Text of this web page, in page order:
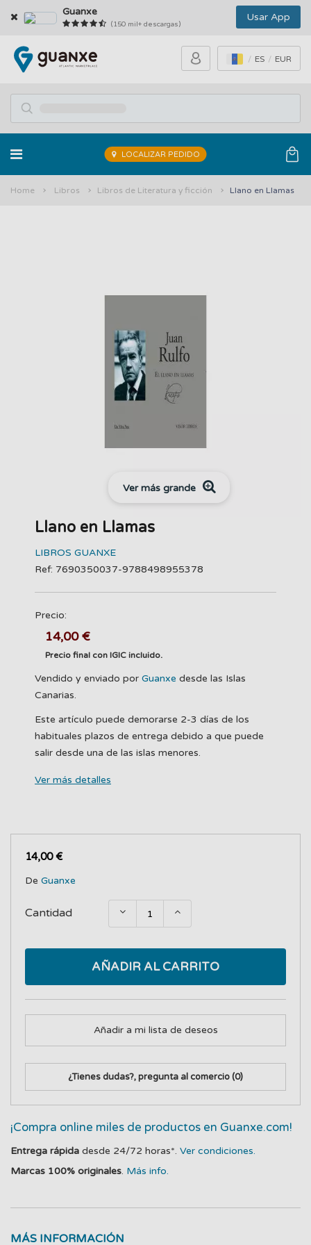
Guanxe
(150 mil+ descargas)
Usar App
ES EUR
LOCALIZAR PEDIDO
Home Libros Libros de Literatura y ficción Llano en Llamas
Ver más grande
Llano en Llamas
LIBROS GUANXE
Ref: 7690350037-9788498955378
Precio:
14,00 €
Precio final con IGIC incluido.
Vendido y enviado por Guanxe desde las Islas
Canarias.
Este artículo puede demorarse 2-3 días de los
habituales plazos de entrega debido a que puede
salir desde una de las islas menores.
Ver más detalles
14,00 €
De Guanxe
Cantidad
AÑADIR AL CARRITO
Añadir a mi lista de deseos
¿Tienes dudas?, pregunta al comercio(0)
¡Compra online miles de productos en Guanxe.com!
Entrega rápida desde 24/72 horas*. Ver condiciones.
Marcas 100% originales. Más info.
MÁS INFORMACIÓN